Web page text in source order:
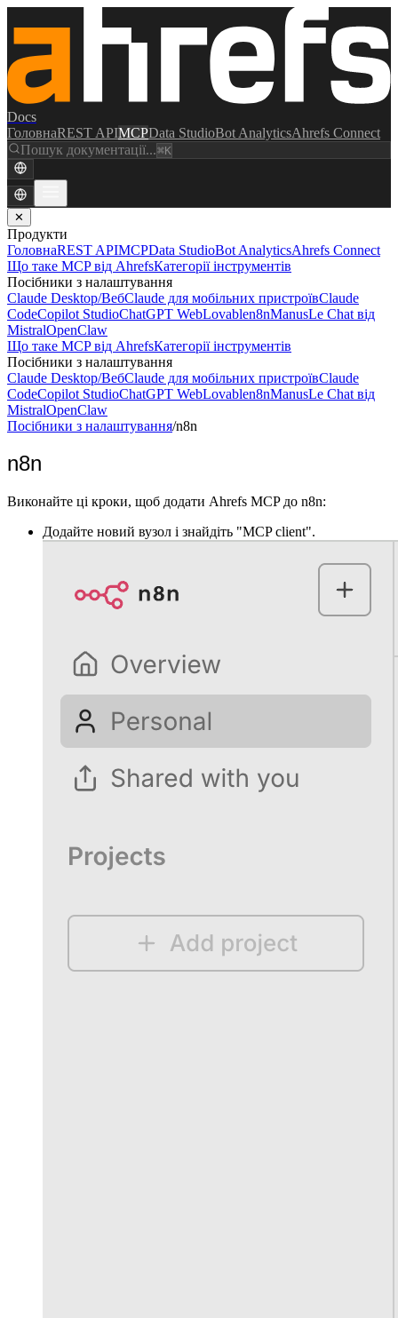
Docs
ГоловнаREST APIMCPData StudioBot AnalyticsAhrefs Connect
Пошук документації...⌘K
✕
Продукти
ГоловнаREST APIMCPData StudioBot AnalyticsAhrefs Connect
Що таке MCP від AhrefsКатегорії інструментів
Посібники з налаштування
Claude Desktop/ВебClaude для мобільних пристроївClaude
CodeCopilot StudioChatGPT WebLovablen8nManusLe Chat від
MistralOpenClaw
Що таке MCP від AhrefsКатегорії інструментів
Посібники з налаштування
Claude Desktop/ВебClaude для мобільних пристроївClaude
CodeCopilot StudioChatGPT WebLovablen8nManusLe Chat від
MistralOpenClaw
Посібники з налаштування/n8n
n8n
Виконайте ці кроки, щоб додати Ahrefs MCP до n8n:
Додайте новий вузол і знайдіть "MCP client".